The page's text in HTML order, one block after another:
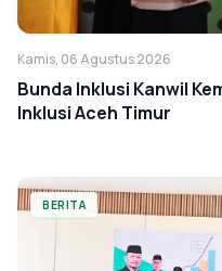
Kamis, 06 Agustus 2026
Bunda Inklusi Kanwil
Inklusi Aceh Timur
BERITA